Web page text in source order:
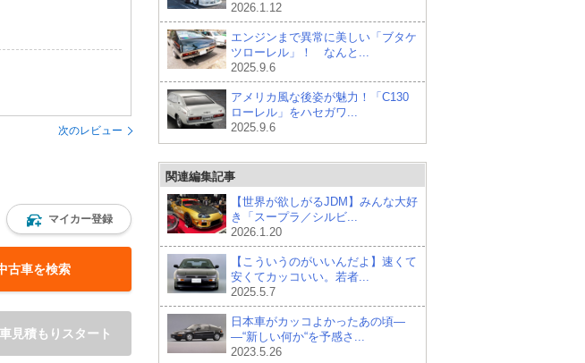
次のレビュー
マイカー登録
古車を検索
見積もりスタート
2026.1.12
エンジンまで異常に美しい「ブタケ
ツローレル」！ なんと...
2025.9.6
アメリカ風な後姿が魅力！「C130
ローレル」をハセガワ...
2025.9.6
関連編集記事
【世界が欲しがるJDM】みんな大好
き「スープラ／シルビ...
2026.1.20
【こういうのがいいんだよ】速くて
安くてカッコいい。若者...
2025.5.7
日本車がカッコよかったあの頃―
―“新しい何か“を予感さ...
2023.5.26